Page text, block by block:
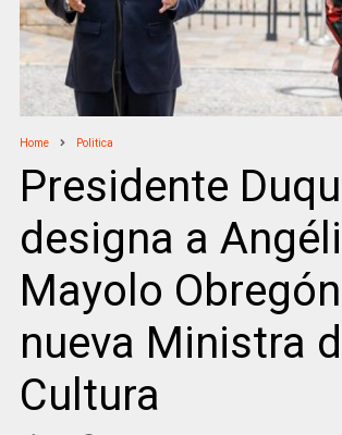
Home Politica
Presidente
designa a
Mayolo
nueva Ministra
Cultura